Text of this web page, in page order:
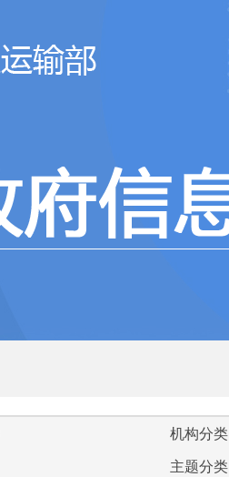
机构分类
主题分类